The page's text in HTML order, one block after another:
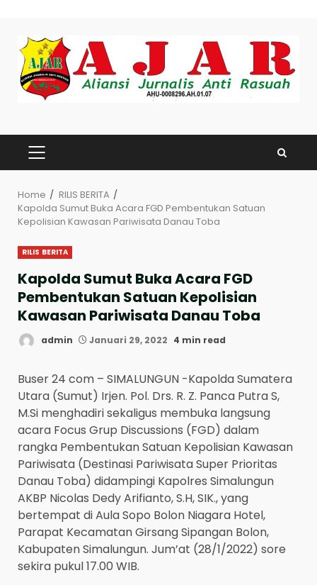
content
PRIMARY
MENU
Home
RILIS BERITA
Kapolda Sumut Buka Acara FGD Pembentukan Satuan
Kepolisian Kawasan Pariwisata Danau Toba
RILIS BERITA
Kapolda Sumut Buka Acara FGD
Pembentukan Satuan Kepolisian
Kawasan Pariwisata Danau Toba
admin Januari 29, 2022 4 min read
Buser 24 com – SIMALUNGUN -Kapolda Sumatera
Utara (Sumut) Irjen. Pol. Drs. R. Z. Panca Putra S,
M.Si menghadiri sekaligus membuka langsung
acara Focus Grup Discussions (FGD) dalam
rangka Pembentukan Satuan Kepolisian Kawasan
Pariwisata (Destinasi Pariwisata Super Prioritas
Danau Toba) didampingi Kapolres Simalungun
AKBP Nicolas Dedy Arifianto, S.H, SIK., yang
bertempat di Aula Sopo Bolon Niagara Hotel,
Parapat Kecamatan Girsang Sipangan Bolon,
Kabupaten Simalungun. Jum’at (28/1/2022) sore
sekira pukul 17.00 WIB.